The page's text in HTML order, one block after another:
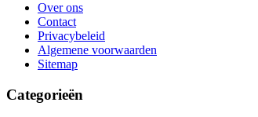
Over ons
Contact
Privacybeleid
Algemene voorwaarden
Sitemap
Categorieën